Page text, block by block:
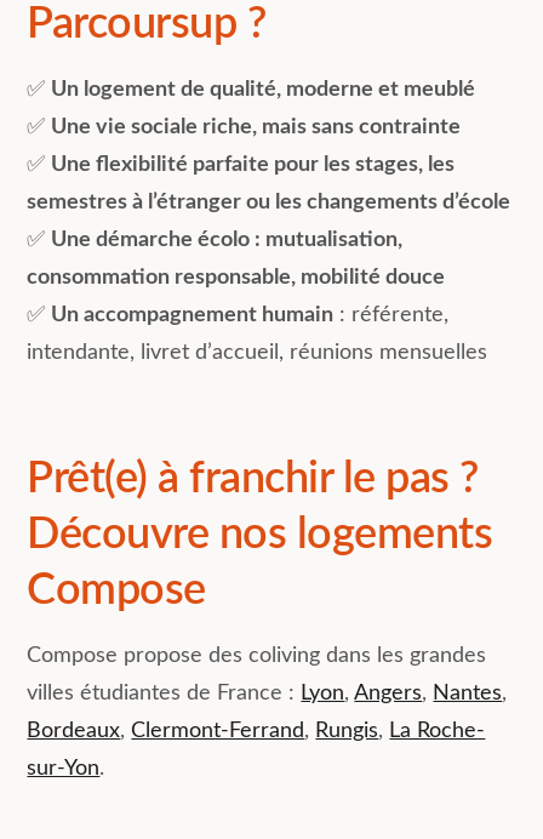
Parcoursup ?
✅ Un logement de qualité, moderne et meublé
✅ Une vie sociale riche, mais sans contrainte
✅ Une flexibilité parfaite pour les stages, les
semestres à l’étranger ou les changements d’école
✅ Une démarche écolo : mutualisation,
consommation responsable, mobilité douce
✅ Un accompagnement humain : référente,
intendante, livret d’accueil, réunions mensuelles
Prêt(e) à franchir le pas ?
Découvre nos logements
Compose
Compose propose des coliving dans les grandes
villes étudiantes de France : Lyon,Angers, Nantes,
Bordeaux,Clermont-Ferrand, Rungis, La Roche-
sur-Yon.